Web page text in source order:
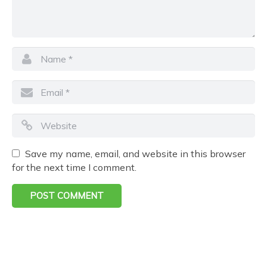
Save my name, email, and website in this browser
for the next time I comment.